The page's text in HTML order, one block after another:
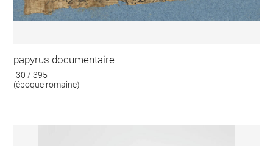
papyrus documentaire
-30 / 395
(époque romaine)